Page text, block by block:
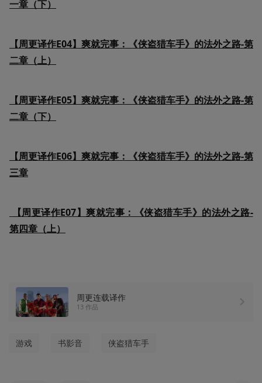
一章（下）
【周更译作E04】爽就完事：《侠盗猎车手》的法外之路-第
二章（上）
【周更译作E05】爽就完事：《侠盗猎车手》的法外之路-第
二章（下）
【周更译作E06】爽就完事：《侠盗猎车手》的法外之路-第
三章
【周更译作E07】爽就完事：《侠盗猎车手》的法外之路-
第四章（上）
周更连载译作
13 作品
游戏 书影音 侠盗猎车手